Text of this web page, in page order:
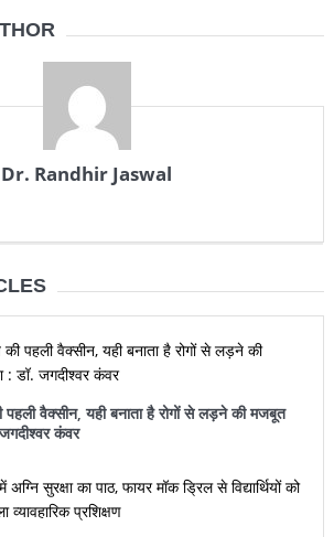
Dr. Randhir Jaswal
पहली वैक्सीन, यही बनाता है रोगों से लड़ने की मजबूत
कंवर